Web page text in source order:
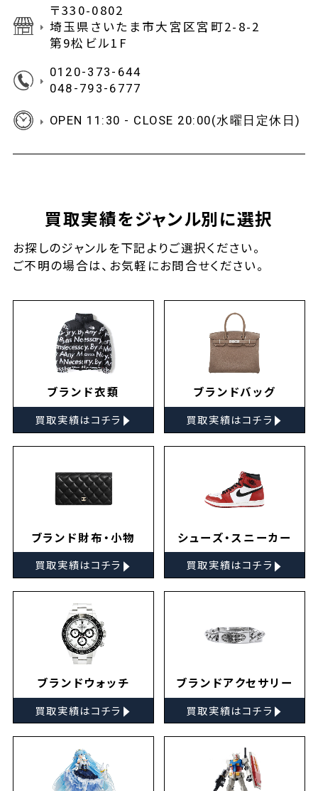
〒330-0802
埼玉県さいたま市大宮区宮町2-8-2
第9松ビル1F
0120-373-644
048-793-6777
OPEN 11:30 - CLOSE 20:00(水曜日定休日)
買取実績をジャンル別に選択
お探しのジャンルを下記よりご選択ください。
ご不明の場合は、お気軽にお問合せください。
ブランド衣類
買取実績はコチラ ▸
ブランドバッグ
買取実績はコチラ ▸
ブランド財布・小物
買取実績はコチラ ▸
シューズ・スニーカー
買取実績はコチラ ▸
ブランドウォッチ
買取実績はコチラ ▸
ブランドアクセサリー
買取実績はコチラ ▸